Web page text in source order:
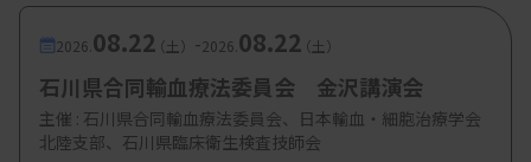
2026. 08.22（土） -2026. 08.22（土）
石川県合同輸血療法委員会 金沢講演会
主催 : 石川県合同輸血療法委員会、日本輸血・細胞治療学会
北陸支部、石川県臨床衛生検査技師会